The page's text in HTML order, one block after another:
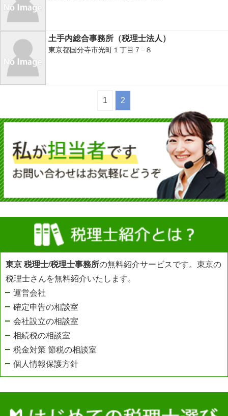
土手内総合事務所（税理士法人）
東京都国分寺市光町１丁目７−８
1 2
東京 税理士/税理士事務所の無料紹介サービスです。東京の
税理士さんを無料紹介いたします。
運営会社
確定申告の相談室
会社設立の相談室
相続税の相談室
税金対策 節税の相談室
個人情報保護方針